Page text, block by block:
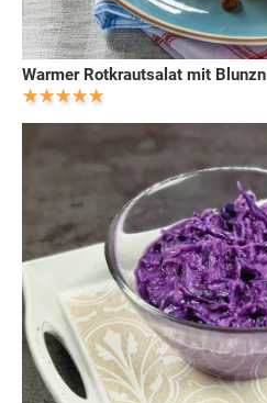
Warmer Rotkrautsalat mit Blunzn